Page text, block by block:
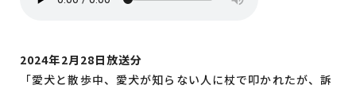
2024年2月28日放送分
「愛犬と散歩中、愛犬が知らない人に杖で叩かれたが、訴